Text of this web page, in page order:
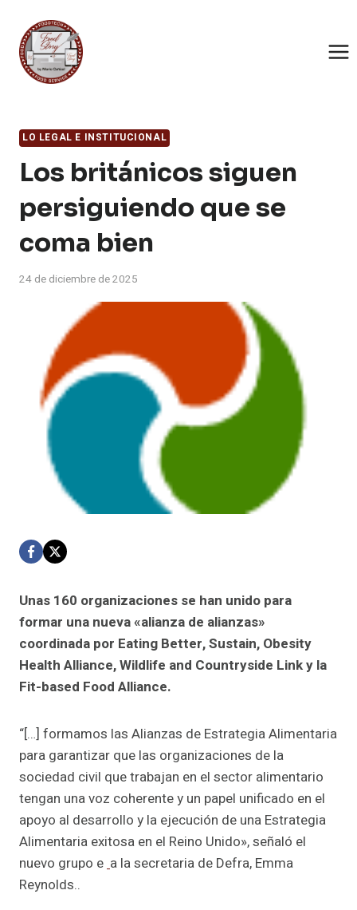
contenido
LO LEGAL E INSTITUCIONAL
Los británicos siguen
persiguiendo que se
coma bien
24 de diciembre de 2025
Unas 160 organizaciones se han unido para
formar una nueva «alianza de alianzas»
coordinada por Eating Better, Sustain, Obesity
Health Alliance, Wildlife and Countryside Link y la
Fit-based Food Alliance.
“[…] formamos las Alianzas de Estrategia Alimentaria
para garantizar que las organizaciones de la
sociedad civil que trabajan en el sector alimentario
tengan una voz coherente y un papel unificado en el
apoyo al desarrollo y la ejecución de una Estrategia
Alimentaria exitosa en el Reino Unido», señaló el
nuevo grupo e a la secretaria de Defra, Emma
Reynolds..